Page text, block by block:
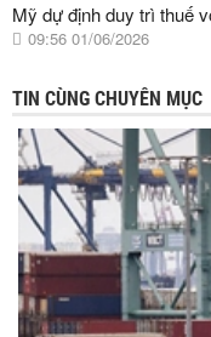
Mỹ dự định duy trì thuế
09:56 01/06/2026
TIN CÙNG CHUYÊN MỤC